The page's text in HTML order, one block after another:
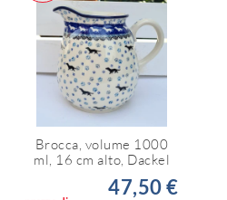
Brocca, volume 1000
ml, 16 cm alto, Dackel
47,50 €